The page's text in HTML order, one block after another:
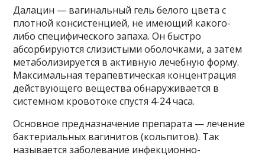
Далацин — вагинальный гель белого цвета с
плотной консистенцией, не имеющий какого-
либо специфического запаха. Он быстро
абсорбируются слизистыми оболочками, а затем
метаболизируется в активную лечебную форму.
Максимальная терапевтическая концентрация
действующего вещества обнаруживается в
системном кровотоке спустя 4-24 часа.
Основное предназначение препарата — лечение
бактериальных вагинитов (кольпитов). Так
называется заболевание инфекционно-